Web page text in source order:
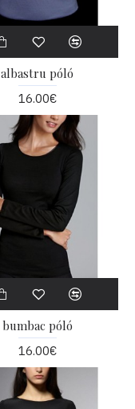
albastru póló
16.00€
bumbac póló
16.00€